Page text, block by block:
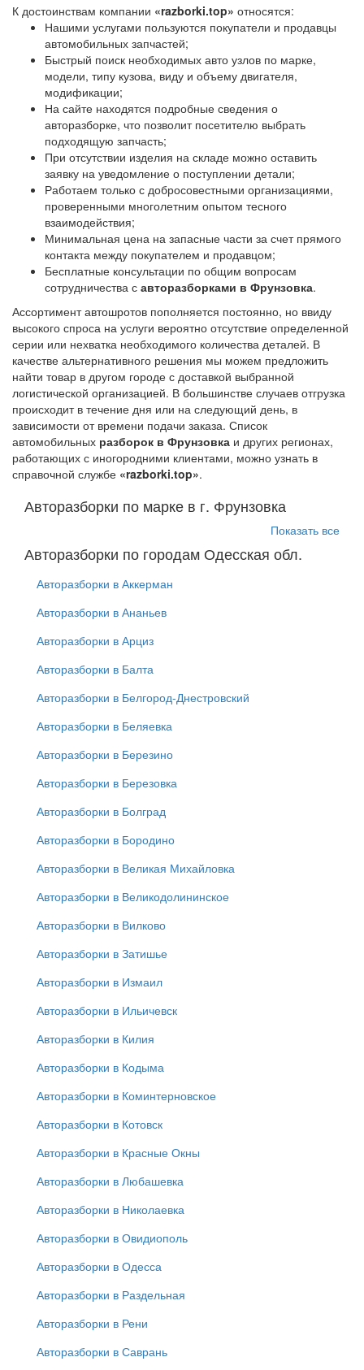
К достоинствам компании «razborki.top» относятся:
Нашими услугами пользуются покупатели и продавцы
автомобильных запчастей;
Быстрый поиск необходимых авто узлов по марке,
модели, типу кузова, виду и объему двигателя,
модификации;
На сайте находятся подробные сведения о
авторазборке, что позволит посетителю выбрать
подходящую запчасть;
При отсутствии изделия на складе можно оставить
заявку на уведомление о поступлении детали;
Работаем только с добросовестными организациями,
проверенными многолетним опытом тесного
взаимодействия;
Минимальная цена на запасные части за счет прямого
контакта между покупателем и продавцом;
Бесплатные консультации по общим вопросам
сотрудничества с авторазборками в Фрунзовка.
Ассортимент автошротов пополняется постоянно, но ввиду
высокого спроса на услуги вероятно отсутствие определенной
серии или нехватка необходимого количества деталей. В
качестве альтернативного решения мы можем предложить
найти товар в другом городе с доставкой выбранной
логистической организацией. В большинстве случаев отгрузка
происходит в течение дня или на следующий день, в
зависимости от времени подачи заказа. Список
автомобильных разборок в Фрунзовка и других регионах,
работающих с иногородними клиентами, можно узнать в
справочной службе «razborki.top».
Авторазборки по марке в г. Фрунзовка
Показать все
Авторазборки по городам Одесская обл.
Авторазборки в Аккерман
Авторазборки в Ананьев
Авторазборки в Арциз
Авторазборки в Балта
Авторазборки в Белгород-Днестровский
Авторазборки в Беляевка
Авторазборки в Березино
Авторазборки в Березовка
Авторазборки в Болград
Авторазборки в Бородино
Авторазборки в Великая Михайловка
Авторазборки в Великодолининское
Авторазборки в Вилково
Авторазборки в Затишье
Авторазборки в Измаил
Авторазборки в Ильичевск
Авторазборки в Килия
Авторазборки в Кодыма
Авторазборки в Коминтерновское
Авторазборки в Котовск
Авторазборки в Красные Окны
Авторазборки в Любашевка
Авторазборки в Николаевка
Авторазборки в Овидиополь
Авторазборки в Одесса
Авторазборки в Раздельная
Авторазборки в Рени
Авторазборки в Саврань